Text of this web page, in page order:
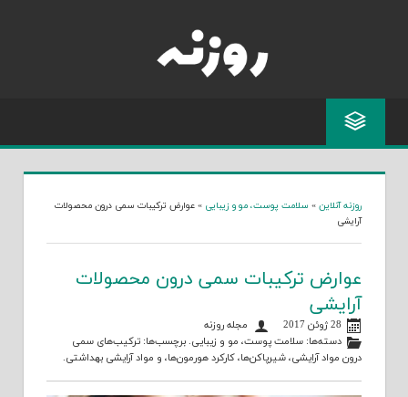
روزنه آنلاین » سلامت پوست، مو و زیبایی » عوارض ترکیبات سمی درون محصولات
آرایشی
عوارض ترکیبات سمی درون محصولات
آرایشی
28 ژوئن 2017
مجله روزنه
دسته‌ها:سلامت پوست، مو و زیبایی. برچسب‌ها:ترکیب‌های سمی
درون مواد آرایشی، شیرپاکن‌ها، کارکرد هورمون‌ها، و مواد آرایشی بهداشتی.